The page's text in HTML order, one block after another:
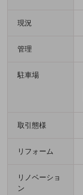
現況
管理
駐車場
取引態様
リフォーム
リノベーショ
ン